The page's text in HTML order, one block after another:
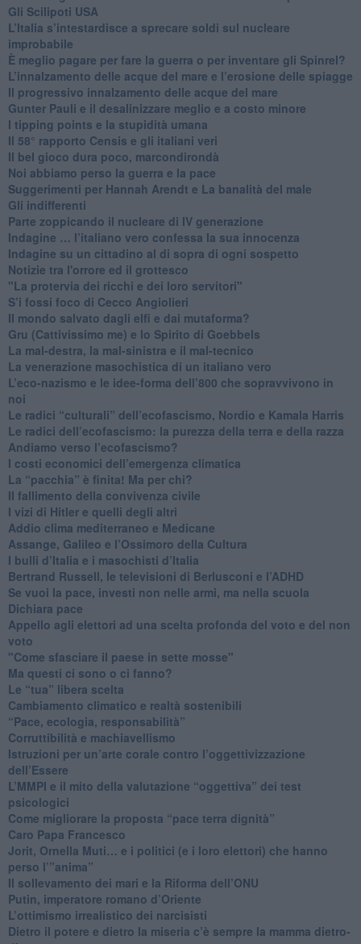
​Gli Scilipoti USA
L’Italia s’intestardisce a sprecare soldi sul nucleare
improbabile
È meglio pagare per fare la guerra o per inventare gli Spinrel?
​L’innalzamento delle acque del mare e l’erosione delle spiagge
​Il progressivo innalzamento delle acque del mare
​Gunter Pauli e il desalinizzare meglio e a costo minore
I tipping points e la stupidità umana
​Il 58° rapporto Censis e gli italiani veri
​Il bel gioco dura poco, marcondirondà
Noi abbiamo perso la guerra e la pace
Suggerimenti per Hannah Arendt e La banalità del male
​Gli indifferenti
Parte zoppicando il nucleare di IV generazione
​Indagine … l’italiano vero confessa la sua innocenza
Indagine su un cittadino al di sopra di ogni sospetto
Notizie tra l'orrore ed il grottesco
"La protervia dei ricchi e dei loro servitori"
S’i fossi foco di Cecco Angiolieri
​Il mondo salvato dagli elfi e dai mutaforma?
Gru (Cattivissimo me) e lo Spirito di Goebbels
​La mal-destra, la mal-sinistra e il mal-tecnico
​La venerazione masochistica di un italiano vero
​L’eco-nazismo e le idee-forma dell’800 che sopravvivono in
noi
​Le radici “culturali” dell’ecofascismo, Nordio e Kamala Harris
Le radici dell’ecofascismo: la purezza della terra e della razza
Andiamo verso l’ecofascismo?
I costi economici dell’emergenza climatica
​La “pacchia” è finita! Ma per chi?
​Il fallimento della convivenza civile
​I vizi di Hitler e quelli degli altri
Addio clima mediterraneo e Medicane
​Assange, Galileo e l’Ossimoro della Cultura
​I bulli d’Italia e i masochisti d’Italia
​Bertrand Russell, le televisioni di Berlusconi e l’ADHD
​Se vuoi la pace, investi non nelle armi, ma nella scuola
​Dichiara pace
​Appello agli elettori ad una scelta profonda del voto e del non
voto
"Come sfasciare il paese in sette mosse"
​Ma questi ci sono o ci fanno?
​Le “tua” libera scelta
Cambiamento climatico e realtà sostenibili
“Pace, ecologia, responsabilità”
​Corruttibilità e machiavellismo
Istruzioni per un’arte corale contro l’oggettivizzazione
dell’Essere
​L’MMPI e il mito della valutazione “oggettiva” dei test
psicologici
Come migliorare la proposta “pace terra dignità”
Caro Papa Francesco
​Jorit, Ornella Muti… e i politici (e i loro elettori) che hanno
perso l’”anima”
​Il sollevamento dei mari e la Riforma dell’ONU
Putin, imperatore romano d’Oriente
​L’ottimismo irrealistico dei narcisisti
​Dietro il potere e dietro la miseria c’è sempre la mamma dietro-